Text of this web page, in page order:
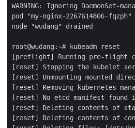
WARNING: Ignoring DaemonSet-
pod "my-nginx-2267614806-
node "wudang" drained
root@wudang:~# kubeadm reset
[preflight] Running pre-flight
[reset] Stopping the kubelet
[reset] Unmounting mounted
[reset] Removing kubernetes-
[reset] No etcd manifest found
[reset] Deleting contents of
[reset] Deleting contents of